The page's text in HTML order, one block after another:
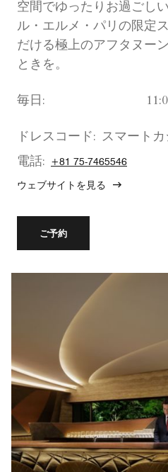
空間でゆったりお過ごし
ル・エルメ・パリの限定
だける極上のアフタヌー
ときを。
毎日:
ドレスコード: スマート
電話:
+81 75-7465546
ウェブサイトを見る
ご予約